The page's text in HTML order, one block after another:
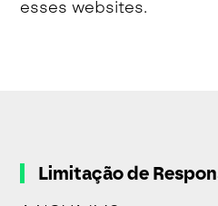
esses websites.
Limitação de